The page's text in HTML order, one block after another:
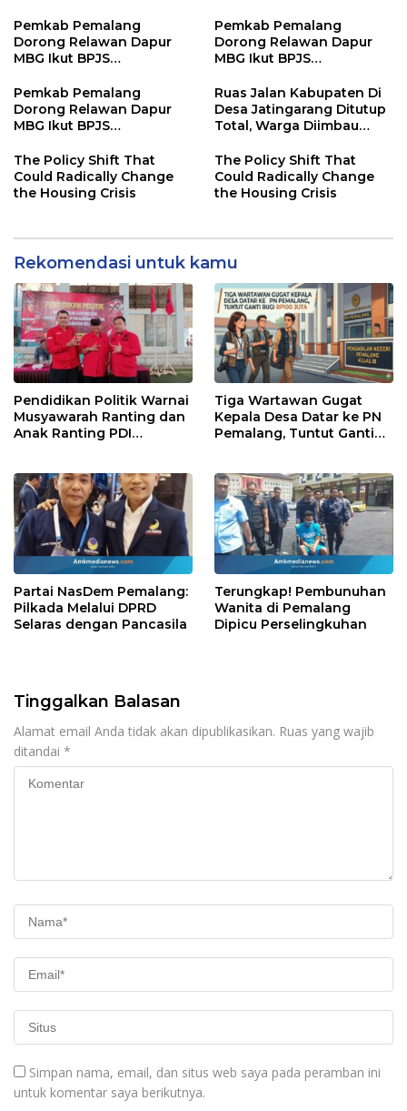
Pemkab Pemalang
Dorong Relawan Dapur
MBG Ikut BPJS
Pemkab Pemalang
Dorong Relawan Dapur
MBG Ikut BPJS
Pemkab Pemalang
Dorong Relawan Dapur
MBG Ikut BPJS
Ruas Jalan Kabupaten Di
Desa Jatingarang Ditutup
Total, Warga Diimbau
The Policy Shift That
Could Radically Change
the Housing Crisis
The Policy Shift That
Could Radically Change
the Housing Crisis
Rekomendasi untuk kamu
Pendidikan Politik Warnai
Musyawarah Ranting dan
Anak Ranting PDI
Tiga Wartawan Gugat
Kepala Desa Datar ke PN
Pemalang, Tuntut Ganti
Partai NasDem Pemalang:
Pilkada Melalui DPRD
Selaras dengan Pancasila
Terungkap! Pembunuhan
Wanita di Pemalang
Dipicu Perselingkuhan
Tinggalkan Balasan
Alamat email Anda tidak akan dipublikasikan. Ruas yang wajib
ditandai *
Simpan nama, email, dan situs web saya pada peramban ini
untuk komentar saya berikutnya.